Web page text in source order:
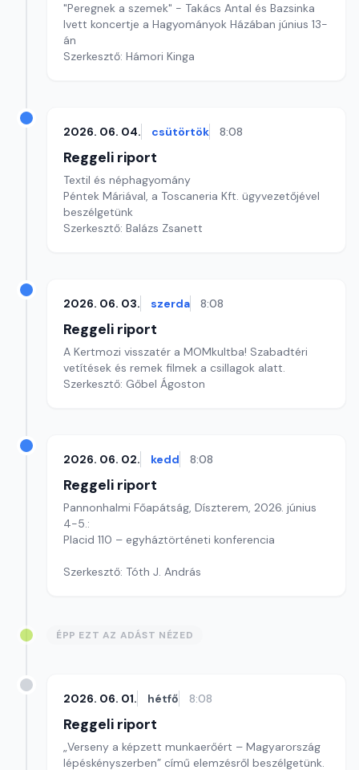
"Peregnek a szemek" - Takács Antal és Bazsinka
Ivett koncertje a Hagyományok Házában június 13-
án
Szerkesztő: Hámori Kinga
2026. 06. 04. csütörtök 8:08
Reggeli riport
Textil és néphagyomány
Péntek Máriával, a Toscaneria Kft. ügyvezetőjével
beszélgetünk
Szerkesztő: Balázs Zsanett
2026. 06. 03. szerda 8:08
Reggeli riport
A Kertmozi visszatér a MOMkultba! Szabadtéri
vetítések és remek filmek a csillagok alatt.
Szerkesztő: Gőbel Ágoston
2026. 06. 02. kedd 8:08
Reggeli riport
Pannonhalmi Főapátság, Díszterem, 2026. június
4-5.:
Placid 110 – egyháztörténeti konferencia
Szerkesztő: Tóth J. András
ÉPP EZT AZ ADÁST NÉZED
2026. 06. 01. hétfő 8:08
Reggeli riport
„Verseny a képzett munkaerőért – Magyarország
lépéskényszerben” című elemzésről beszélgetünk.